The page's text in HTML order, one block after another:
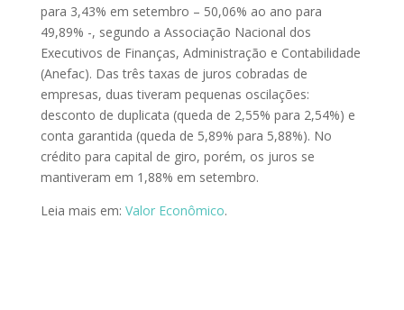
para 3,43% em setembro – 50,06% ao ano para
49,89% -, segundo a Associação Nacional dos
Executivos de Finanças, Administração e Contabilidade
(Anefac). Das três taxas de juros cobradas de
empresas, duas tiveram pequenas oscilações:
desconto de duplicata (queda de 2,55% para 2,54%) e
conta garantida (queda de 5,89% para 5,88%). No
crédito para capital de giro, porém, os juros se
mantiveram em 1,88% em setembro.
Leia mais em: Valor Econômico.